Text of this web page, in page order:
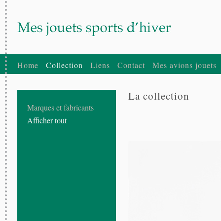
Home Collection Liens Contact Mes avions jouets
Marques et fabricants
Afficher tout
La collection